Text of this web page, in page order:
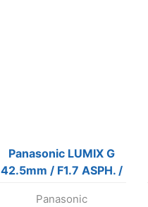
Panasonic LUMIX G
42.5mm / F1.7 ASPH. /
Panasonic